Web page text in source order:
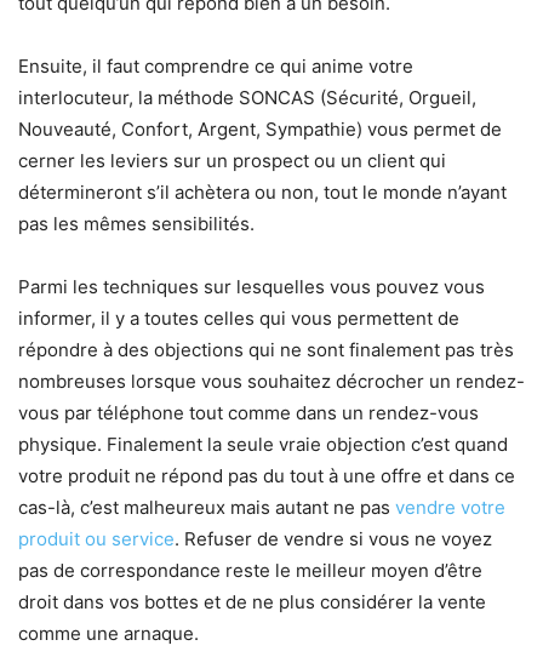
Ensuite, il faut comprendre ce qui anime votre
interlocuteur, la méthode SONCAS (Sécurité, Orgueil,
Nouveauté, Confort, Argent, Sympathie) vous permet de
cerner les leviers sur un prospect ou un client qui
détermineront s’il achètera ou non, tout le monde n’ayant
pas les mêmes sensibilités.
Parmi les techniques sur lesquelles vous pouvez vous
informer, il y a toutes celles qui vous permettent de
répondre à des objections qui ne sont finalement pas très
nombreuses lorsque vous souhaitez décrocher un rendez-
vous par téléphone tout comme dans un rendez-vous
physique. Finalement la seule vraie objection c’est quand
votre produit ne répond pas du tout à une offre et dans ce
cas-là, c’est malheureux mais autant ne pas vendre votre
produit ou service. Refuser de vendre si vous ne voyez
pas de correspondance reste le meilleur moyen d’être
droit dans vos bottes et de ne plus considérer la vente
comme une arnaque.